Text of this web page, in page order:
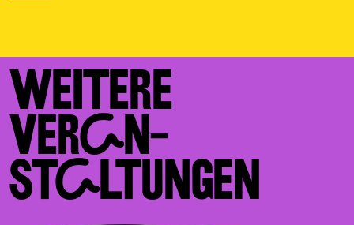
WEITERE
VERAN­
STALTUNGEN